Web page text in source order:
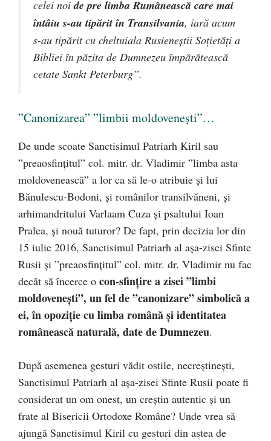
celei noide pre limba Rumânească care mai
întâiu s-au tipărit în Transilvania, iară acum
s-au tipărit cu cheltuiala Rusieneştii Soţietăţi a
Bibliei în păzita de Dumnezeu împărătească
cetate Sankt Peterburg”.
”Canonizarea” ”limbii moldovenești”…
De unde scoate Sanctisimul Patriarh Kiril sau
”preaosfințitul” col. mitr. dr. Vladimir ”limba asta
moldovenească” a lor ca să le-o atribuie și lui
Bănulescu-Bodoni, și românilor transilvăneni, și
arhimandritului Varlaam Cuza și psaltului Ioan
Pralea, și nouă tuturor? De fapt, prin decizia lor din
15 iulie 2016, Sanctisimul Patriarh al așa-zisei Sfinte
Rusii și ”preaosfințitul” col. mitr. dr. Vladimir nu fac
decât să încerce o con-sfințire a zisei ”limbi
moldovenești”, un fel de ”canonizare” simbolică a
ei, în opoziție cu limba română și identitatea
românească naturală, date de Dumnezeu.
După asemenea gesturi vădit ostile, necreștinești,
Sanctisimul Patriarh al așa-zisei Sfinte Rusii poate fi
considerat un om onest, un creștin autentic și un
frate al Bisericii Ortodoxe Române? Unde vrea să
ajungă Sanctisimul Kiril cu gesturi din astea de